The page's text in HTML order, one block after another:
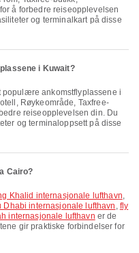
å forbedre reiseopplevelsen
og terminalkart på disse
i Kuwait?
populære ankomstflyplassene i
Røykeområde, Taxfree-
reiseopplevelsen din. Du
og terminaloppsett på disse
Cairo?
Khalid internasjonale lufthavn,
Dhabi internasjonale lufthavn , fly
internasjonale lufthavn er de
gir praktiske forbindelser for